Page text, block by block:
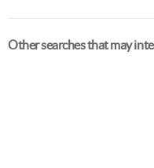
Other searches that may